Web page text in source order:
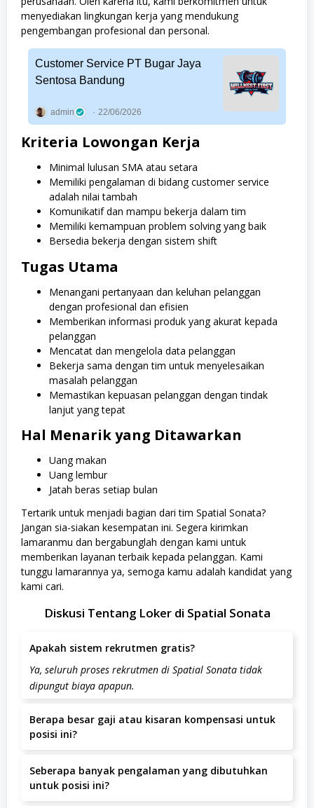
menyediakan lingkungan kerja yang mendukung
pengembangan profesional dan personal.
Customer Service PT Bugar Jaya
Sentosa Bandung
admin 22/06/2026
Kriteria Lowongan Kerja
Minimal lulusan SMA atau setara
Memiliki pengalaman di bidang customer service
adalah nilai tambah
Komunikatif dan mampu bekerja dalam tim
Memiliki kemampuan problem solving yang baik
Bersedia bekerja dengan sistem shift
Tugas Utama
Menangani pertanyaan dan keluhan pelanggan
dengan profesional dan efisien
Memberikan informasi produk yang akurat kepada
pelanggan
Mencatat dan mengelola data pelanggan
Bekerja sama dengan tim untuk menyelesaikan
masalah pelanggan
Memastikan kepuasan pelanggan dengan tindak
lanjut yang tepat
Hal Menarik yang Ditawarkan
Uang makan
Uang lembur
Jatah beras setiap bulan
Tertarik untuk menjadi bagian dari tim Spatial Sonata?
Jangan sia-siakan kesempatan ini. Segera kirimkan
lamaranmu dan bergabunglah dengan kami untuk
memberikan layanan terbaik kepada pelanggan. Kami
tunggu lamarannya ya, semoga kamu adalah kandidat yang
kami cari.
Diskusi Tentang Loker di Spatial Sonata
Apakah sistem rekrutmen gratis?
Ya, seluruh proses rekrutmen di Spatial Sonata tidak
dipungut biaya apapun.
Berapa besar gaji atau kisaran kompensasi untuk
posisi ini?
Seberapa banyak pengalaman yang dibutuhkan
untuk posisi ini?